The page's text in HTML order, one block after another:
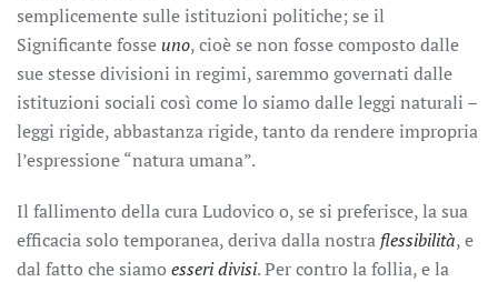
semplicemente sulle istituzioni politiche; se il
Significante fosseuno, cioè se non fosse composto dalle
sue stesse divisioni in regimi, saremmo governati dalle
istituzioni sociali così come lo siamo dalle leggi naturali –
leggi rigide, abbastanza rigide, tanto da rendere impropria
l’espressione “natura umana”.
Il fallimento della cura Ludovico o, se si preferisce, la sua
efficacia solo temporanea, deriva dalla nostra flessibilità, e
dal fatto che siamo esseri divisi. Per contro la follia, e la